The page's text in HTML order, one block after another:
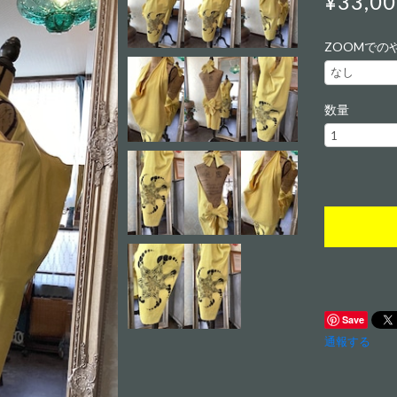
ZOOMでの
数量
Save
通報する